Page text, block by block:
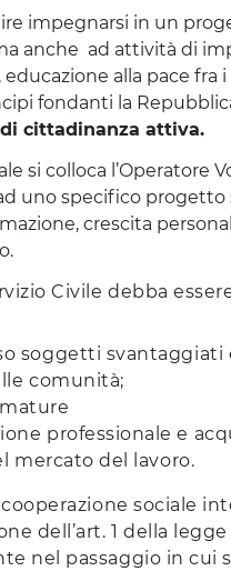
impe­gnar­si in un
anche ad atti­vi­tà di
alla pace
fon­dan­ti la
cit­ta­di­nan­za atti­va.
si col­lo­ca l’O­pe­ra­to­re
uno spe­ci­fi­co
cre­sci­ta
Civile debba
soggetti
comunità;
professionale e
mercato del lavoro.
sociale
dell’art. 1 della
nel passaggio in cui